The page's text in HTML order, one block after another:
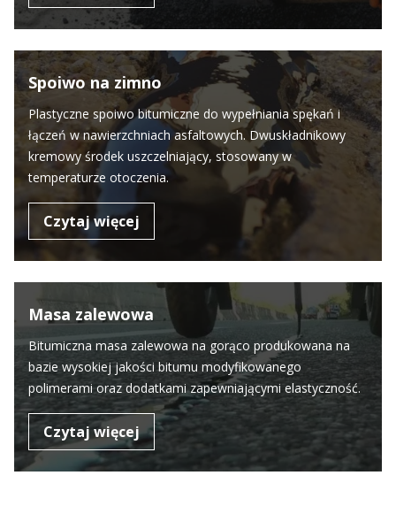
Spoiwo na zimno
Plastyczne spoiwo bitumiczne do wypełniania spękań i
łączeń w nawierzchniach asfaltowych. Dwuskładnikowy
kremowy środek uszczelniający, stosowany w
temperaturze otoczenia.
Czytaj więcej
Masa zalewowa
Bitumiczna masa zalewowa na gorąco produkowana na
bazie wysokiej jakości bitumu modyfikowanego
polimerami oraz dodatkami zapewniającymi elastyczność.
Czytaj więcej